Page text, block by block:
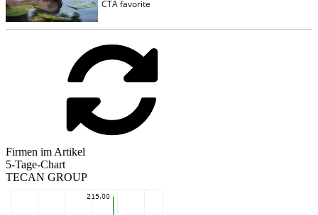
Firmen im Artikel
5-Tage-Chart
TECAN GROUP